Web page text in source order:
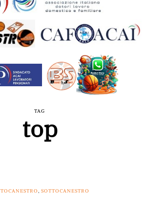
TAG
top
, SOTTOCANESTRO